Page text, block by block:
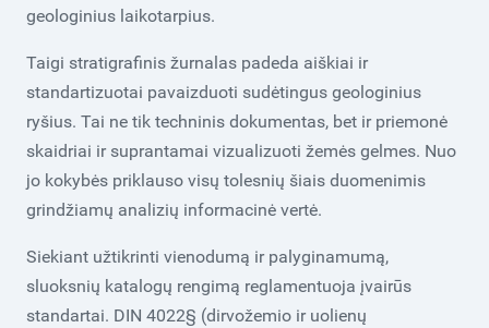
geologinius laikotarpius.
Taigi stratigrafinis žurnalas padeda aiškiai ir
standartizuotai pavaizduoti sudėtingus geologinius
ryšius. Tai ne tik techninis dokumentas, bet ir priemonė
skaidriai ir suprantamai vizualizuoti žemės gelmes. Nuo
jo kokybės priklauso visų tolesnių šiais duomenimis
grindžiamų analizių informacinė vertė.
Siekiant užtikrinti vienodumą ir palyginamumą,
sluoksnių katalogų rengimą reglamentuoja įvairūs
standartai. DIN 4022§ (dirvožemio ir uolienų